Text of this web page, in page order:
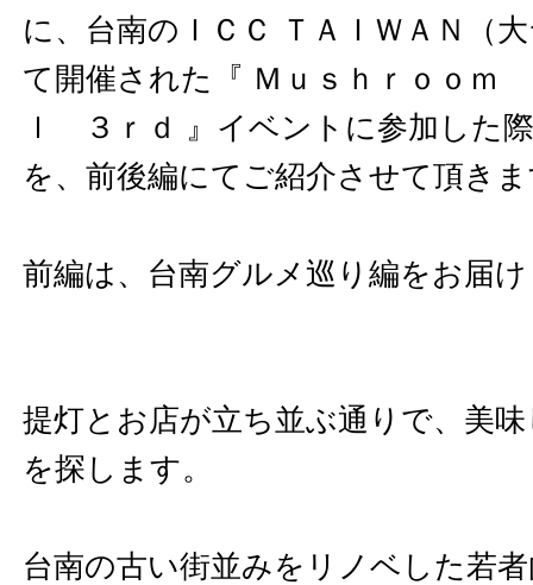
に、台南のＩＣＣ ＴＡＩＷＡＮ（
て開催された『 Ｍｕｓｈｒｏｏｍ
ｌ ３ｒｄ 』イベントに参加した
を、前後編にてご紹介させて頂き
前編は、台南グルメ巡り編をお届
提灯とお店が立ち並ぶ通りで、美
を探します。
台南の古い街並みをリノベした若